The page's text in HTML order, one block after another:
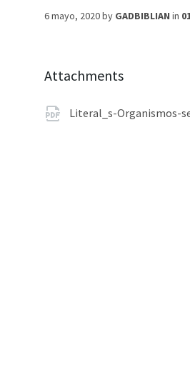
6 mayo, 2020by GADBIBLIAN in
Attachments
Literal_s-Organismos-